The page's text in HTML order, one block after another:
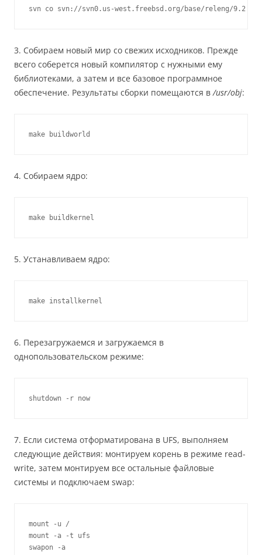
3. Собираем новый мир со свежих исходников. Прежде
всего соберется новый компилятор с нужными ему
библиотеками, а затем и все базовое программное
обеспечение. Результаты сборки помещаются в/usr/obj:
make buildworld
4. Собираем ядро:
make buildkernel
5. Устанавливаем ядро:
make installkernel
6. Перезагружаемся и загружаемся в
однопользовательском режиме:
shutdown -r now
7. Если система отформатирована в UFS, выполняем
следующие действия: монтируем корень в режиме read-
write, затем монтируем все остальные файловые
системы и подключаем swap:
mount -u /
mount -a -t ufs
swapon -a